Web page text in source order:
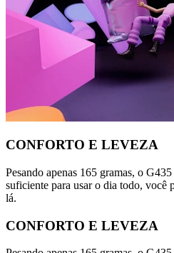
CONFORTO E LEVEZA
Pesando apenas 165 gramas, o
suficiente para usar o dia todo, você
lá.
CONFORTO E LEVEZA